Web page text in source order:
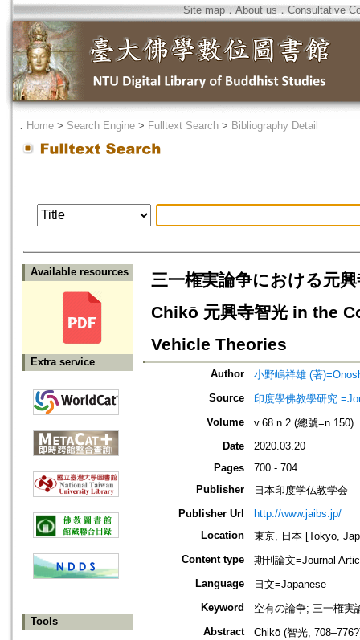
Site map．About us ． Consultative
． Home > Search Engine > Fulltext Search > Bibliography Detail
Available resources
Extra service
Tools
三一権実論争における元
Chikō 元興寺智光 in the
Vehicle Theories
Author
小野嶋祥雄 (著
Source
印度學佛教學研究
Volume
v.68 n.2 (總號=n.150)
Date
2020.03.20
Pages
700 - 704
Publisher
日本印度学仏教学会
Publisher Url
http://www.jaibs.jp/
Location
東京, 日本 [Tokyo,
Content type
期刊論文=Journal
Language
日文=Japanese
Keyword
空有の論争; 三一権実
Abstract
Chikō (智光,